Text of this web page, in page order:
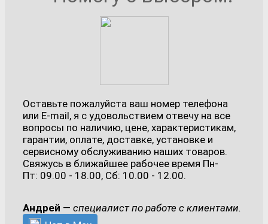
Оставьте пожалуйста ваш номер телефона
или E-mail, я с удовольствием отвечу на все
вопросы по наличию, цене, характеристикам,
гарантии, оплате, доставке, установке и
сервисному обслуживанию наших товаров.
Свяжусь в ближайшее рабочее время Пн-
Пт: 09.00 - 18.00, Сб: 10.00 - 12.00.
Андрей — специалист по работе с клиентами.